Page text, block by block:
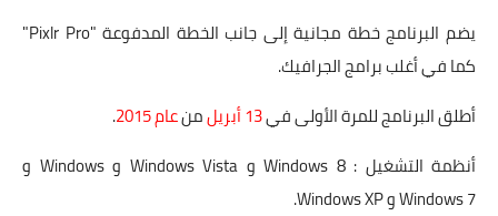
يضم البرنامج خطة مجانية إلى جانب الخطة المدفوعة "Pixlr Pro"
كما في أغلب برامج الجرافيك.
أطلق البرنامج للمرة الأولى في13 أبريل منعام 2015
.
أنظمة التشغيل : Windows 8 و Windows Vista و Windows و
Windows 7 و Windows XP.